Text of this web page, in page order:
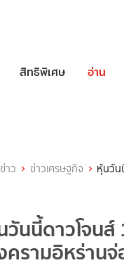
สิทธิพิเศษ อ่าน
ข่าว ข่าวเศรษฐกิจ หุ้นวัน
วันนี้ดาวโจน
ครามอิหร่าน